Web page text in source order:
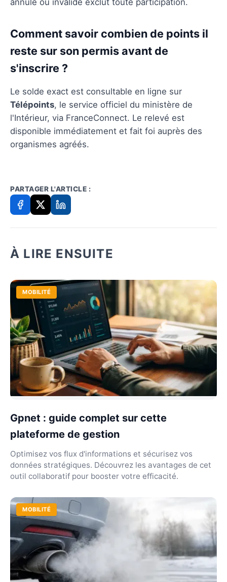
Comment savoir combien de points il
reste sur son permis avant de
s'inscrire ?
Le solde exact est consultable en ligne sur
Télépoints, le service officiel du ministère de
l'Intérieur, via FranceConnect. Le relevé est
disponible immédiatement et fait foi auprès des
organismes agréés.
PARTAGER L'ARTICLE :
À LIRE ENSUITE
MOBILITÉ
Gpnet : guide complet sur cette
plateforme de gestion
Optimisez vos flux d'informations et sécurisez vos
données stratégiques. Découvrez les avantages de cet
outil collaboratif pour booster votre efficacité.
MOBILITÉ